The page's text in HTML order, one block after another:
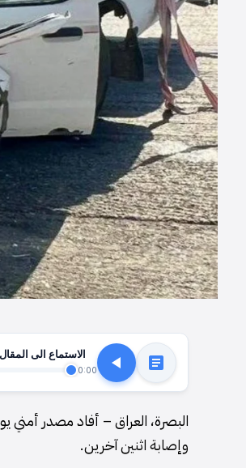
الاستماع الى المقال
0:00
البصرة، العراق – أفاد مصدر
وإصابة اثنين آخرين.